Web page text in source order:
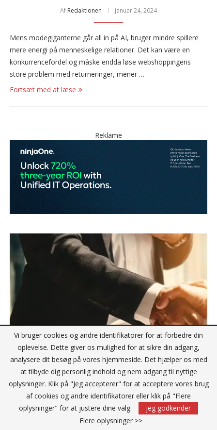
Af Redaktionen januar 24, 2024
Mens modegiganterne går all in på AI, bruger mindre spillere
mere energi på menneskelige relationer. Det kan være en
konkurrencefordel og måske endda løse webshoppingens
store problem med returneringer, mener …
Fortsæt med at læse
Reklame
EET Group er glad for at annoncere
lanceringen af EET Retail
Af Redaktionen januar 17, 2024
Vi bruger cookies og andre identifikatorer for at forbedre din
oplevelse. Dette giver os mulighed for at sikre din adgang,
analysere dit besøg på vores hjemmeside. Det hjælper os med
at tilbyde dig personlig indhold og nem adgang til nyttige
oplysninger. Klik på "Jeg accepterer" for at acceptere vores brug
af cookies og andre identifikatorer eller klik på "Flere
oplysninger" for at justere dine valg.
jeg godkender
Flere oplysninger >>